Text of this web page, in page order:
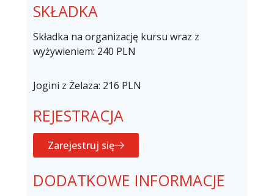
SKŁADKA
Składka na organizację kursu wraz z
wyżywieniem: 240 PLN
Jogini z Żelaza: 216 PLN
REJESTRACJA
Zarejestruj się
DODATKOWE INFORMACJE